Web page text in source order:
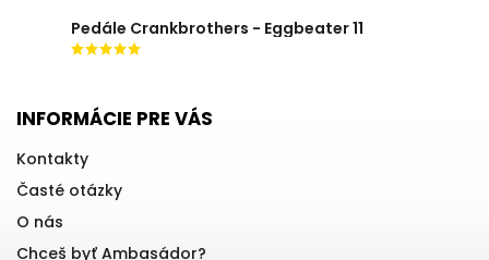
Pedále Crankbrothers - Eggbeater 11
INFORMÁCIE PRE VÁS
Kontakty
Časté otázky
O nás
Chceš byť Ambasádor?